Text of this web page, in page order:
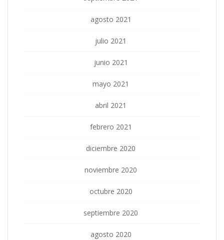
agosto 2021
julio 2021
junio 2021
mayo 2021
abril 2021
febrero 2021
diciembre 2020
noviembre 2020
octubre 2020
septiembre 2020
agosto 2020